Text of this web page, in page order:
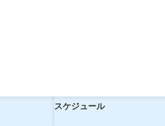
行く！高月《食事
スケジュール